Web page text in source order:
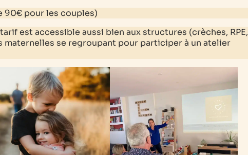
90€ pour les couples)
est accessible aussi bien aux structures (crèches, RPE,
maternelles se regroupant pour participer à un atelier